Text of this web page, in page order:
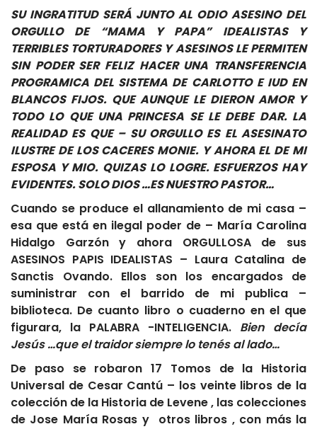
SU INGRATITUD SERÁ JUNTO AL ODIO ASESINO DEL
ORGULLO DE “MAMA Y PAPA” IDEALISTAS Y
TERRIBLES TORTURADORES Y ASESINOS LE PERMITEN
SIN PODER SER FELIZ HACER UNA TRANSFERENCIA
PROGRAMICA DEL SISTEMA DE CARLOTTO E IUD EN
BLANCOS FIJOS. QUE AUNQUE LE DIERON AMOR Y
TODO LO QUE UNA PRINCESA SE LE DEBE DAR. LA
REALIDAD ES QUE – SU ORGULLO ES EL ASESINATO
ILUSTRE DE LOS CACERES MONIE. Y AHORA EL DE MI
ESPOSA Y MIO. QUIZAS LO LOGRE. ESFUERZOS HAY
EVIDENTES. SOLO DIOS …ES NUESTRO PASTOR…
Cuando se produce el allanamiento de mi casa –
esa que está en ilegal poder de – María Carolina
Hidalgo Garzón y ahora ORGULLOSA de sus
ASESINOS PAPIS IDEALISTAS – Laura Catalina de
Sanctis Ovando. Ellos son los encargados de
suministrar con el barrido de mi publica –
biblioteca. De cuanto libro o cuaderno en el que
figurara, la PALABRA -INTELIGENCIA. Bien decía
Jesús …que el traidor siempre lo tenés al lado…
De paso se robaron 17 Tomos de la Historia
Universal de Cesar Cantú – los veinte libros de la
colección de la Historia de Levene , las colecciones
de Jose María Rosas y otros libros , con más la